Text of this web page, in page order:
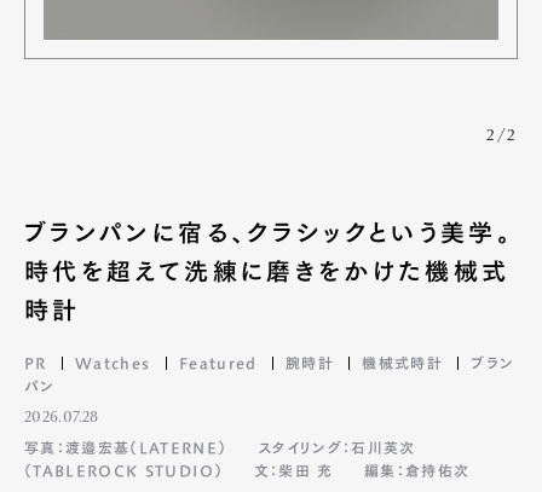
2/2
ブランパンに宿る、クラシックという美学。
時代を超えて洗練に磨きをかけた機械式
時計
PR Watches Featured 腕時計 機械式時計
ブラン
パン
2026.07.28
写真：渡邉宏基（LATERNE）
スタイリング：石川英次
（TABLEROCK STUDIO）
文：柴田 充 編集：倉持佑次